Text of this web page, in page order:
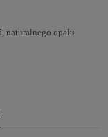
naturalnego opalu